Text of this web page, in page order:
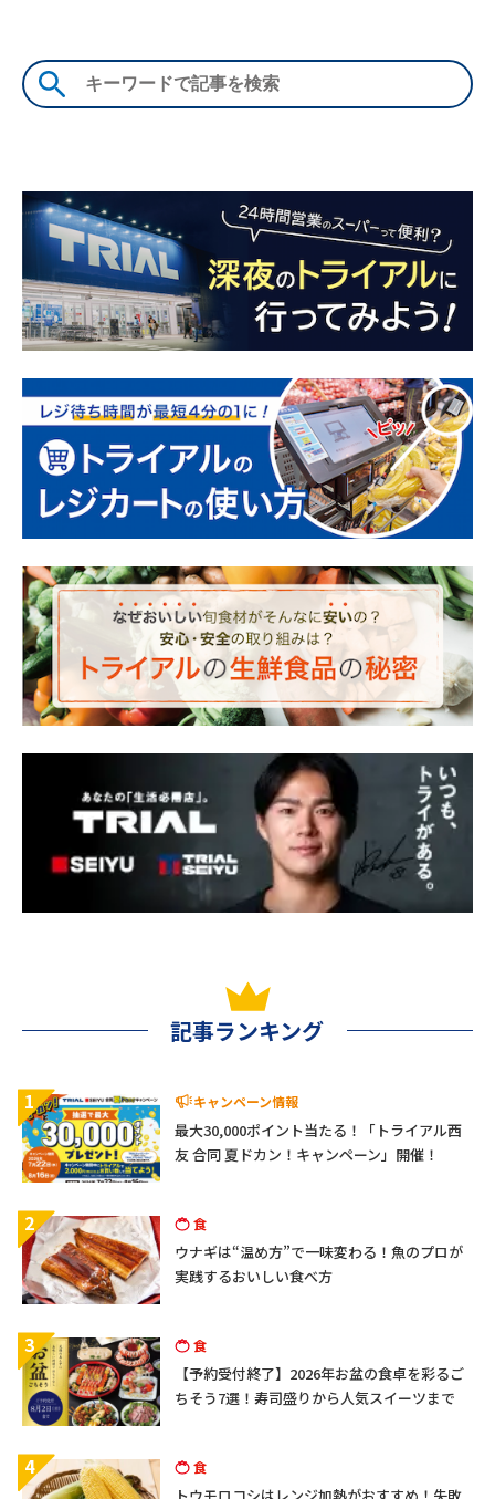
記事ランキング
1 キャンペーン情報
最大30,000ポイント当たる！「トライアル西
友 合同 夏ドカン！キャンペーン」開催！
2 食
ウナギは“温め方”で一味変わる！魚のプロが
実践するおいしい食べ方
3 食
【予約受付終了】2026年お盆の食卓を彩るご
ちそう7選！寿司盛りから人気スイーツまで
4 食